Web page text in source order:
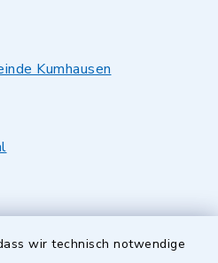
wir technisch notwendige
Kumhausen